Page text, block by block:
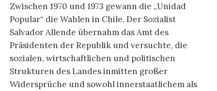
Zwischen 1970 und 1973 gewann die „Unidad
Popular“ die Wahlen in Chile. Der Sozialist
Salvador Allende übernahm das Amt des
Präsidenten der Republik und versuchte, die
sozialen, wirtschaftlichen und politischen
Strukturen des Landes inmitten großer
Widersprüche und sowohl innerstaatlichem als